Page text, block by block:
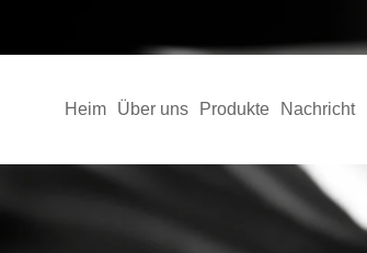
Heim Über uns Produkte Nachricht